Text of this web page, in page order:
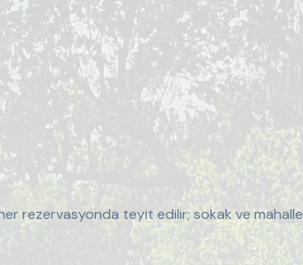
rezervasyonda teyit edilir; sokak ve mahalle